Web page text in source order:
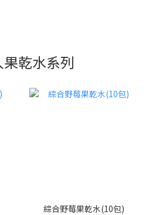
果乾水系列
綜合野莓果乾水(10包)